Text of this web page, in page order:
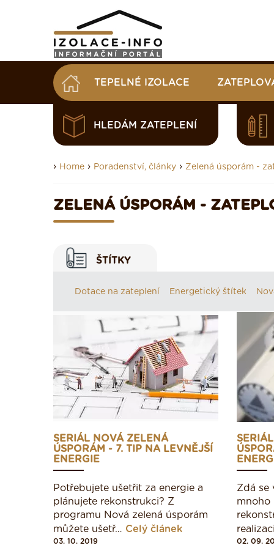
TEPELNÉ IZOLACE
HLEDÁM ZATEPLENÍ
› Home › Poradenství, články › Zelená úsporám -
ZELENÁ ÚSPORÁM -
ŠTÍTKY
Dotace na zateplení Energetický štítek
SERIÁL NOVÁ ZELENÁ
ÚSPORÁM - 7. TIP NA LEVNĚJŠÍ
ENERGIE
Potřebujete ušetřit za energie a
plánujete rekonstrukci? Z
programu Nová zelená úsporám
můžete ušetř… Celý článek
03. 10. 2019
Zdá se
mnoho
02. 09.